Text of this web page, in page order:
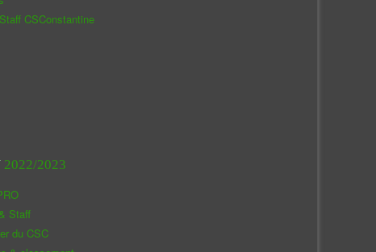
CSConstantine
2022/2023
Staff
du CSC